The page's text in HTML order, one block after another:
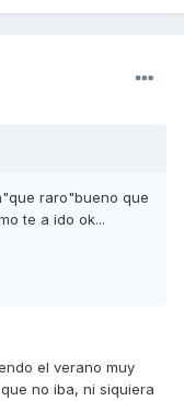
raro"bueno que
te a ido ok...
el verano muy
no iba, ni siquiera